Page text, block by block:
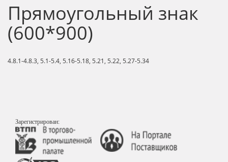
Прямоугольный знак
(600*900)
4.8.1-4.8.3, 5.1-5.4, 5.16-5.18, 5.21, 5.22, 5.27-5.34
Зарегистрирован: